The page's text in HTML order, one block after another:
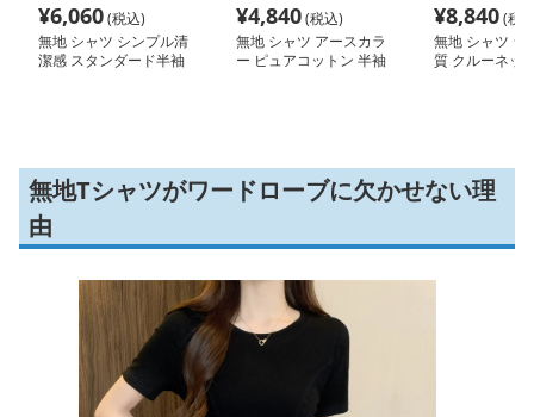
¥6,060(税込)
無地 シャツ シンプル清
潔感 スタンダード半袖
¥4,840(税込)
無地 シャツ アースカラ
ー ピュアコットン 半袖
¥8,840(税
無地 シャツ シ
質 クルーネッ
無地Tシャツがワードローブに欠かせない理
由